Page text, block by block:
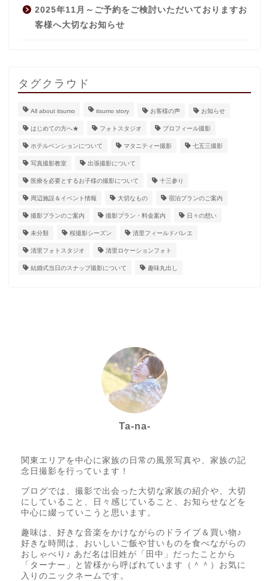
2025年11月～ご予約をご検討いただいておりますお
客様へ大切なお知らせ
タグクラウド
All about itsumo itsumo story お客様の声 お知らせ
はじめての方へ★ フォトスタジオ プロフィール撮影
ホテルペンションについて マタニティー撮影 七五三撮影
写真撮影教室 出張撮影について
医療を必要とするお子様の撮影について 十三参り
周辺施設＆イベント情報 大切なもの 宿泊プランのご案内
撮影プランのご案内 撮影プラン・料金案内 日々の想い
未分類 桜撮影シーズン 清里フィールドバレエ
清里フォトスタジオ 清里ロケーションフォト
結婚式当日のスナップ撮影について 趣味丸出し
Ta-na-
関東エリアを中心に家族の日常の風景写真や、家族の記
念日撮影を行っています！
ブログでは、撮影で出会った大切な家族の紹介や、大切
にしていること、日々感じていること、お知らせなどを
中心に綴っていこうと思います。
趣味は、好きな音楽をかけながらのドライブ＆買い物♪
好きな時間は、おいしいご飯や甘いものを食べながらの
おしゃべり♪ あだ名は旧姓が「田中」だったことから
「ターナー」と皆様から呼ばれています（＾＾）お気に
入りのニックネームです。